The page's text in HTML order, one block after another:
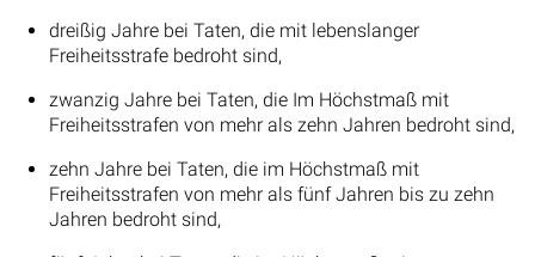
dreißig Jahre bei Taten, die mit lebenslanger
Freiheitsstrafe bedroht sind,
zwanzig Jahre bei Taten, die Im Höchstmaß mit
Freiheitsstrafen von mehr als zehn Jahren bedroht sind,
zehn Jahre bei Taten, die im Höchstmaß mit
Freiheitsstrafen von mehr als fünf Jahren bis zu zehn
Jahren bedroht sind,